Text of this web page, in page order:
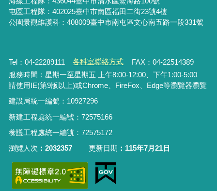
屯區工程隊：402025臺中市南區福田二街23號4樓
公園景觀維護科：408009臺中市南屯區文心南五路一段331號
Tel：04-22289111 各科室聯絡方式
FAX：04-22514389
服務時間：星期一至星期五 上午8:00-12:00、下午1:00-5:00
請使用IE(第9版以上)或Chrome、FireFox、Edge等瀏覽器瀏覽
建設局統一編號：10927296
新建工程處統一編號 ： 72575166
養護工程處統一編號： 72575172
瀏覽人次
2032357 更新日期 115年7月21日